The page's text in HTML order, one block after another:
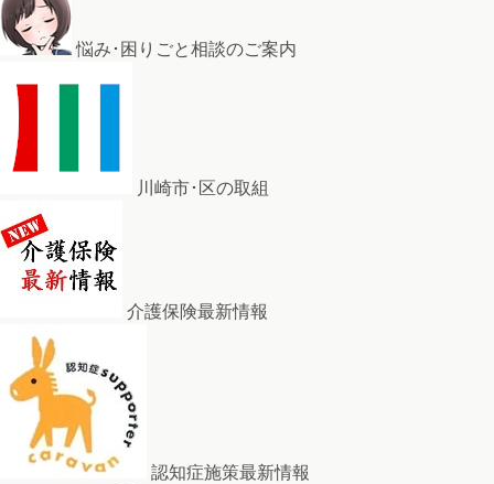
悩み･困りごと相談のご案内
川崎市･区の取組
介護保険最新情報
認知症施策最新情報